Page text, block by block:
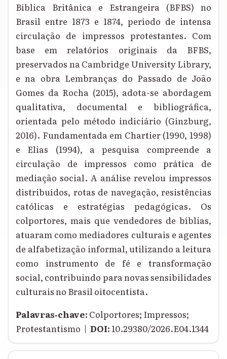
Bíblica Britânica e Estrangeira (BFBS) no
Brasil entre 1873 e 1874, período de intensa
circulação de impressos protestantes. Com
base em relatórios originais da BFBS,
preservados na Cambridge University Library,
e na obra Lembranças do Passado de João
Gomes da Rocha (2015), adota-se abordagem
qualitativa, documental e bibliográfica,
orientada pelo método indiciário (Ginzburg,
2016). Fundamentada em Chartier (1990, 1998)
e Elias (1994), a pesquisa compreende a
circulação de impressos como prática de
mediação social. A análise revelou impressos
distribuídos, rotas de navegação, resistências
católicas e estratégias pedagógicas. Os
colportores, mais que vendedores de bíblias,
atuaram como mediadores culturais e agentes
de alfabetização informal, utilizando a leitura
como instrumento de fé e transformação
social, contribuindo para novas sensibilidades
culturais no Brasil oitocentista.
Palavras‑chave: Colportores; Impressos;
Protestantismo | DOI: 10.29380/2026.E04.1344